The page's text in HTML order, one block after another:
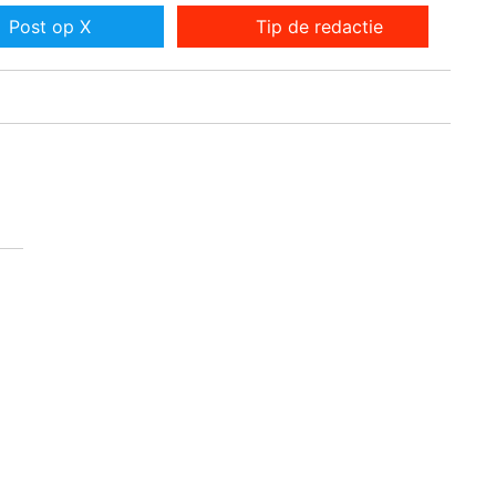
Post op X Tip de redactie